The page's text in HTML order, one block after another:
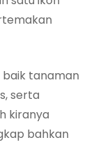
tanaman
serta
kiranya
bahkan